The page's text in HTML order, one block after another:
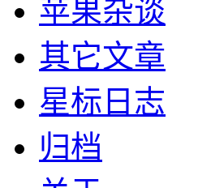
苹果杂谈
其它文章
星标日志
归档